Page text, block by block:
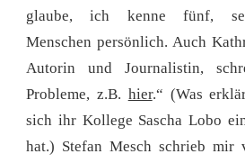
glaube, ich kenne fünf,
Menschen persönlich. Auch
Autorin und Journalistin,
Probleme, z.B. hier.“ (Was
sich ihr Kollege Sascha Lobo
hat.) Stefan Mesch schrieb mir